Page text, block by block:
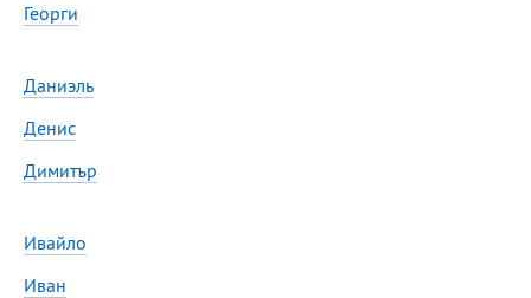
Георги
Даниэль
Денис
Димитър
Ивайло
Иван